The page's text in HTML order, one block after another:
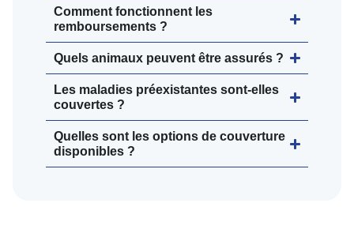
Comment fonctionnent les
remboursements ?
Quels animaux peuvent être assurés ?
Les maladies préexistantes sont-elles
couvertes ?
Quelles sont les options de couverture
disponibles ?